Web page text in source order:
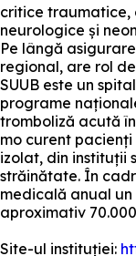
critice traumatice,
neurologice și
Pe lângă
regional, are rol
SUUB este un
programe
tromboliză acută în
mo curent
izolat, din instituții
străinătate. În
medicală anual
aproximativ
Site-ul instituției: